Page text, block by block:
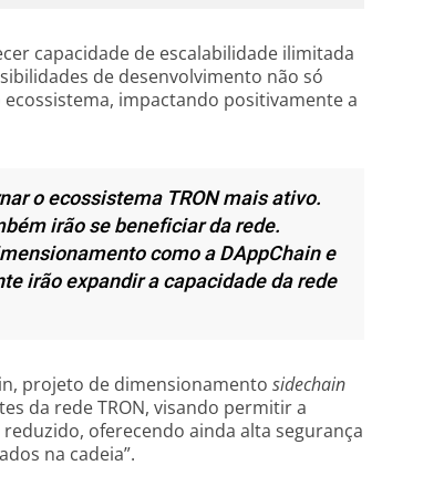
capacidade de escalabilidade ilimitada
de desenvolvimento não só
impactando positivamente a
o ecossistema TRON mais ativo.
irão se beneficiar da rede.
como a DAppChain e
irão expandir a capacidade da rede
projeto de dimensionamento sidechain
da rede TRON, visando permitir a
oferecendo ainda alta segurança
na cadeia”.